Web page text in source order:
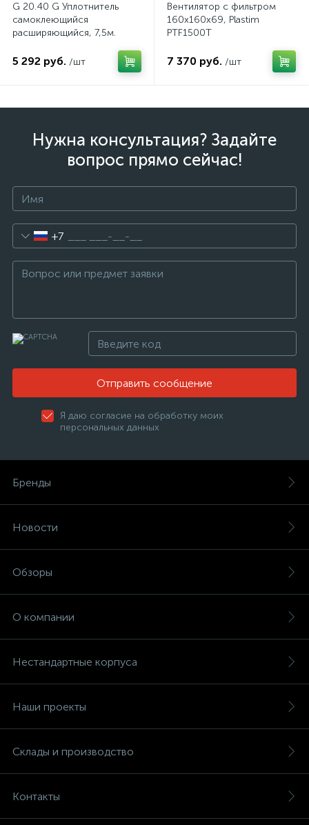
G 20.40 G Уплотнитель
самоклеющийся
расширяющийся, 7,5м.
5 292 руб. /шт
Вентилятор с фильтром
160x160x69, Plastim
PTF1500T
7 370 руб. /шт
Нужна консультация? Задайте
вопрос прямо сейчас!
+7
Отправить сообщение
Я даю согласие на обработку моих
персональных данных
Бренды
Новости
Обзоры
О компании
Нестандартные корпуса
Наши проекты
Склады и производство
Контакты